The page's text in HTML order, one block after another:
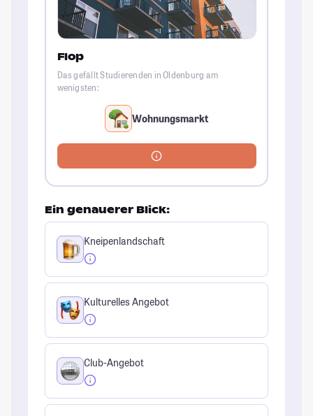
Flop
Das gefällt Studierenden in Oldenburg am
wenigsten:
Wohnungsmarkt
Ein genauerer Blick:
Kneipenlandschaft
Kulturelles Angebot
Club-Angebot